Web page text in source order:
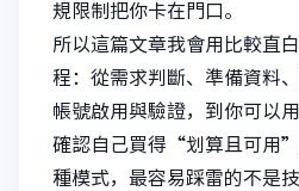
規限制把你卡在門口。
所以這篇文章我會用比較直
程：從需求判斷、準備資料
帳號啟用與驗證，到你可以
確認自己買得“划算且可用
種模式，最容易踩雷的不是